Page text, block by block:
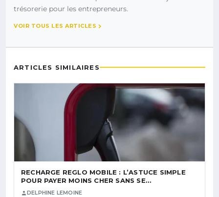
trésorerie pour les entrepreneurs.
VOIR TOUS LES ARTICLES
ARTICLES SIMILAIRES
RECHARGE REGLO MOBILE : L’ASTUCE SIMPLE
POUR PAYER MOINS CHER SANS SE…
DELPHINE LEMOINE